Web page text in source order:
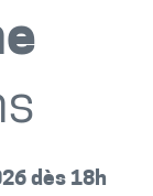
dès 18h